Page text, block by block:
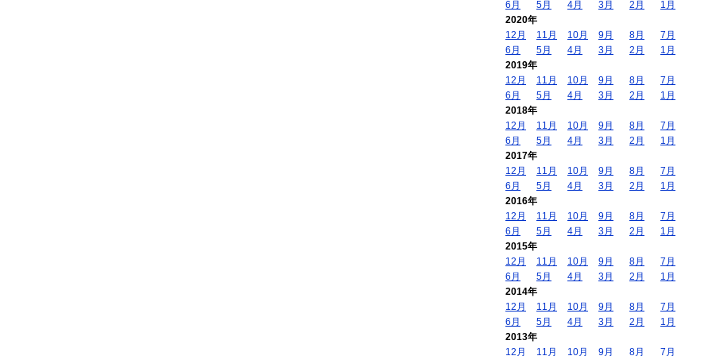
6月 5月 4月 3月 2月
1月
2020年
12月
11月 10月 9月 8月
7月
6月
5月 4月 3月 2月
1月
2019年
12月
11月 10月 9月 8月
7月
6月
5月 4月 3月 2月
1月
2018年
12月
11月 10月 9月 8月
7月
6月
5月 4月 3月 2月
1月
2017年
12月
11月 10月 9月 8月
7月
6月
5月 4月 3月 2月
1月
2016年
12月
11月 10月 9月 8月
7月
6月
5月 4月 3月 2月
1月
2015年
12月
11月 10月 9月 8月
7月
6月
5月 4月 3月 2月
1月
2014年
12月
11月 10月 9月 8月
7月
6月
5月 4月 3月 2月
1月
2013年
12月
11月 10月 9月 8月 7月